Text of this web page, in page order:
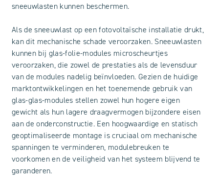
sneeuwlasten kunnen beschermen.
Als de sneeuwlast op een fotovoltaïsche installatie drukt,
kan dit mechanische schade veroorzaken. Sneeuwlasten
kunnen bij glas-folie-modules microscheurtjes
veroorzaken, die zowel de prestaties als de levensduur
van de modules nadelig beïnvloeden. Gezien de huidige
marktontwikkelingen en het toenemende gebruik van
glas-glas-modules stellen zowel hun hogere eigen
gewicht als hun lagere draagvermogen bijzondere eisen
aan de onderconstructie. Een hoogwaardige en statisch
geoptimaliseerde montage is cruciaal om mechanische
spanningen te verminderen, modulebreuken te
voorkomen en de veiligheid van het systeem blijvend te
garanderen.